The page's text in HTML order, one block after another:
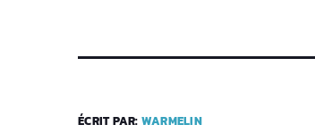
ÉCRIT PAR: WARMELIN